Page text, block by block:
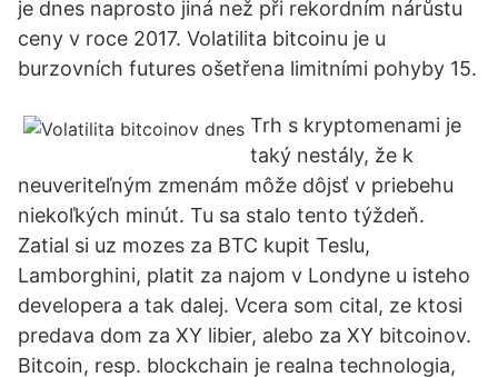
je dnes naprosto jiná než při rekordním nárůstu
ceny v roce 2017. Volatilita bitcoinu je u
burzovních futures ošetřena limitními pohyby 15.
Trh s kryptomenami je
taký nestály, že k
neuveriteľným zmenám môže dôjsť v priebehu
niekoľkých minút. Tu sa stalo tento týždeň.
Zatial si uz mozes za BTC kupit Teslu,
Lamborghini, platit za najom v Londyne u isteho
developera a tak dalej. Vcera som cital, ze ktosi
predava dom za XY libier, alebo za XY bitcoinov.
Bitcoin, resp. blockchain je realna technologia,